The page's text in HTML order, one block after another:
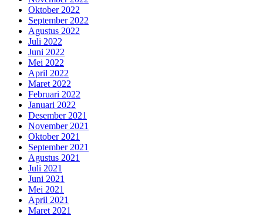
Oktober 2022
September 2022
Agustus 2022
Juli 2022
Juni 2022
Mei 2022
April 2022
Maret 2022
Februari 2022
Januari 2022
Desember 2021
November 2021
Oktober 2021
September 2021
Agustus 2021
Juli 2021
Juni 2021
Mei 2021
April 2021
Maret 2021